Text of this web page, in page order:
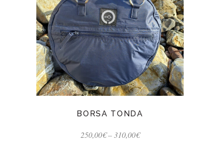
BORSA TONDA
250,00€–310,00€